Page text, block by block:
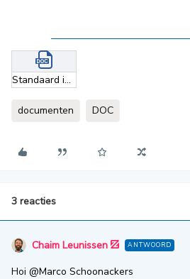
Standaard inhoud documenttype.docx
documenten DOC
3 reacties
Chaim Leunissen ANTWOORD
Hoi @Marco Schoonackers